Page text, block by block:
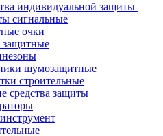
индивидуальной защиты
сигнальные
очки
защитные
шумозащитные
строительные
средства защиты